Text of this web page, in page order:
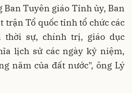
Ban Tuyên giáo Tỉnh ủy, Ban
trận Tổ quốc tỉnh tổ chức các
thời sự, chính trị, giáo dục
lịch sử các ngày kỷ niệm,
năm của đất nước", ông Lý